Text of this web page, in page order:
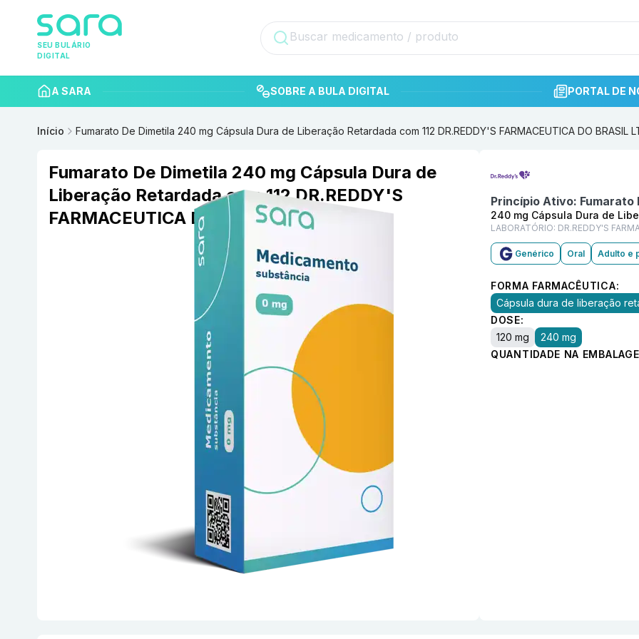
SEU BULÁRIO
DIGITAL
A SARA SOBRE A BULA DIGITAL PORTAL DE
Início Fumarato De Dimetila 240 mg Cápsula Dura de Liberação Retardada com 112 DR.REDDY'S FARMACEUTICA DO BRASIL
Fumarato De Dimetila 240 mg Cápsula Dura de
Liberação Retardada com 112 DR.REDDY'S
FARMACEUTICA DO BRASIL LTDA
Princípio Ativo: Fumarato
240 mg Cápsula Dura de
LABORATÓRIO: DR.REDDY'S
Genérico Oral Adulto e
FORMA FARMACÊUTICA:
Cápsula dura de liberação
DOSE:
120 mg
240 mg
QUANTIDADE NA